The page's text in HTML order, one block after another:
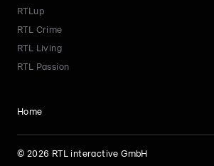
RTLup
RTL Crime
RTL Living
RTL Passion
Home
© 2026 RTL interactive GmbH